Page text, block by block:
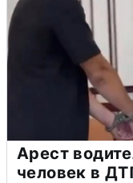
Арест
человек в